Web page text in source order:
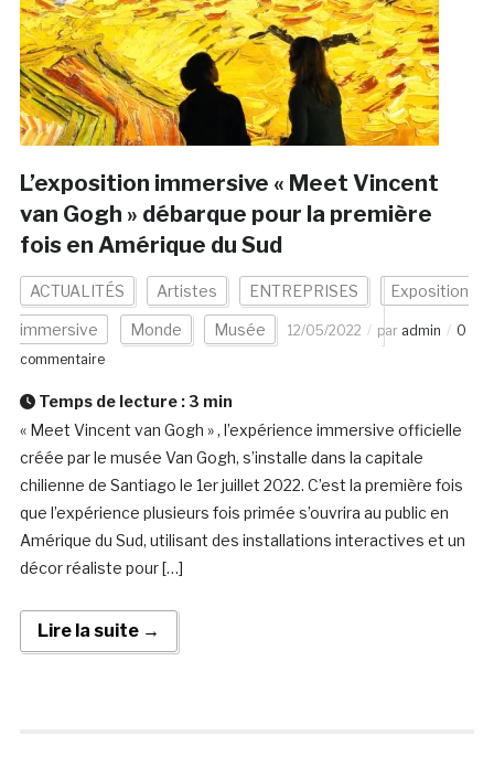
L’exposition immersive « Meet Vincent
van Gogh » débarque pour la première
fois en Amérique du Sud
ACTUALITÉS Artistes ENTREPRISES Exposition
immersive Monde Musée 12/05/2022 par admin
0
commentaire
Temps de lecture : 3 min
« Meet Vincent van Gogh » , l’expérience immersive officielle
créée par le musée Van Gogh, s’installe dans la capitale
chilienne de Santiago le 1er juillet 2022. C’est la première fois
que l’expérience plusieurs fois primée s’ouvrira au public en
Amérique du Sud, utilisant des installations interactives et un
décor réaliste pour […]
Lire la suite →